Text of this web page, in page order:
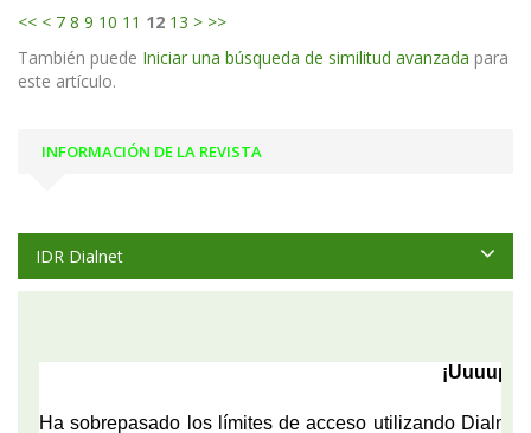
<< < 7 8 9 10 11 12 13 > >>
También puede Iniciar una búsqueda de similitud avanzada para
este artículo.
INFORMACIÓN DE LA REVISTA
IDR Dialnet